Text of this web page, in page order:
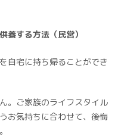
養する方法（民営）
自宅に持ち帰ることができ
。ご家族のライフスタイル
お気持ちに合わせて、後悔